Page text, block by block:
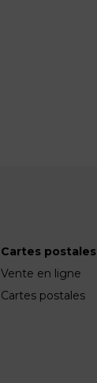
Cartes postales
Vente en ligne
Cartes postales